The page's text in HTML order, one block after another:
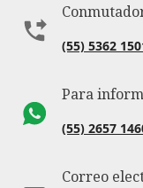
(55) 5362
Para
(55) 2657
Correo